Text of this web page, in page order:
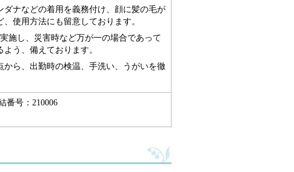
ナなどの着用を義務付け、顔に髪の毛が
使用方法にも留意しております。
施し、災害時など万が一の場合であって
よう、備えております。
ら、出勤時の検温、手洗い、うがいを徹
番号：210006